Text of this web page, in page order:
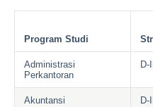
Program Studi
Administrasi
Perkantoran
D-III
Akuntansi D-III